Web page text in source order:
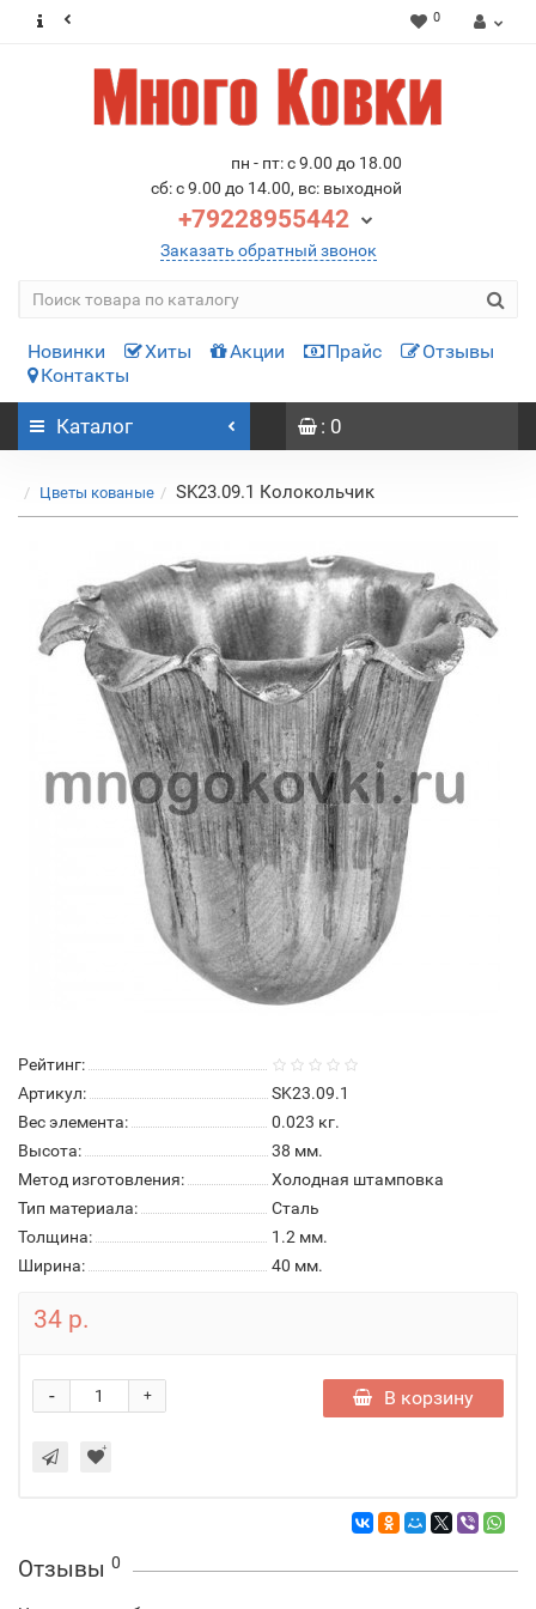
0
пн - пт: с 9.00 до 18.00
сб: с 9.00 до 14.00, вс: выходной
+79228955442
Заказать обратный звонок
Новинки Хиты Акции Прайс
Отзывы
Контакты
Каталог : 0
Цветы кованые SK23.09.1 Колокольчик
Рейтинг:
Артикул:
SK23.09.1
Вес элемента:
0.023 кг.
Высота:
38 мм.
Метод изготовления:
Холодная штамповка
Тип материала:
Сталь
Толщина:
1.2 мм.
Ширина:
40 мм.
34 р.
+
- В корзину
Отзывы 0